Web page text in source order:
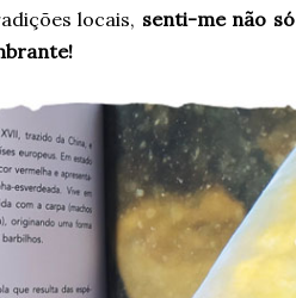
locais, senti-me não só